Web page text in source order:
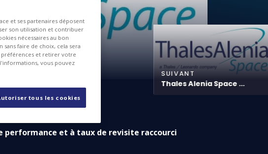
SUIVANT
Thales Alenia Space ...
performance et à taux de revisite raccourci
et ses partenaires déposent
son utilisation et contribuer
nécessaires au bon
faire de choix, cela sera
et retirer votre
vous pouvez
tous les cookies